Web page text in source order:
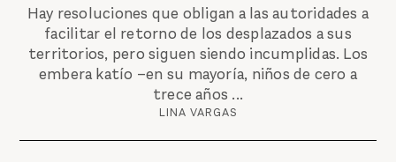
Hay resoluciones que obligan a las autoridades a
facilitar el retorno de los desplazados a sus
territorios, pero siguen siendo incumplidas. Los
embera katío –en su mayoría, niños de cero a
trece años ...
LINA VARGAS